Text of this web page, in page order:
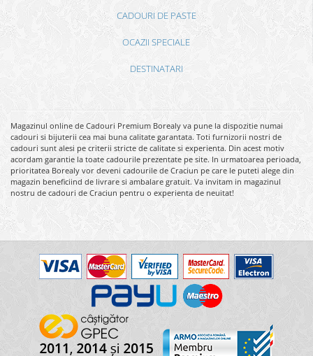
CADOURI DE PASTE
OCAZII SPECIALE
DESTINATARI
Magazinul online de Cadouri Premium Borealy va pune la dispozitie numai
cadouri si bijuterii cea mai buna calitate garantata. Toti furnizorii nostri de
cadouri sunt alesi pe criterii stricte de calitate si experienta. Din acest motiv
acordam garantie la toate cadourile prezentate pe site. In urmatoarea perioada,
prioritatea Borealy vor deveni cadourile de Craciun pe care le puteti alege din
magazin beneficiind de livrare si ambalare gratuit. Va invitam in magazinul
nostru de cadouri de Craciun pentru o experienta de neuitat!